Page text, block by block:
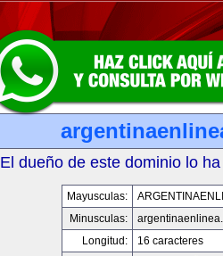
El dueño de este dominio lo
Mayusculas:
Minusculas:
Longitud:
16 caracteres